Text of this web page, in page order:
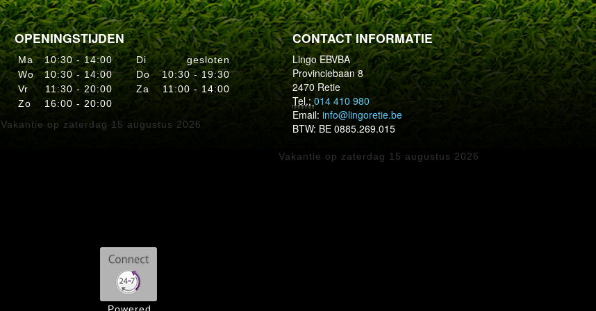
OPENINGSTIJDEN
Ma 10:30 - 14:00 Di
gesloten
Wo
10:30 - 14:00 Do
10:30 - 19:30
Vr
11:30 - 20:00 Za
11:00 - 14:00
Zo
16:00 - 20:00
Vakantie op zaterdag 15 augustus 2026
CONTACT INFORMATIE
Lingo EBVBA
Provinciebaan 8
2470 Retie
Tel.:014 410 980
Email: info@lingoretie.be
BTW: BE 0885.269.015
Vakantie op zaterdag 15 augustus 2026